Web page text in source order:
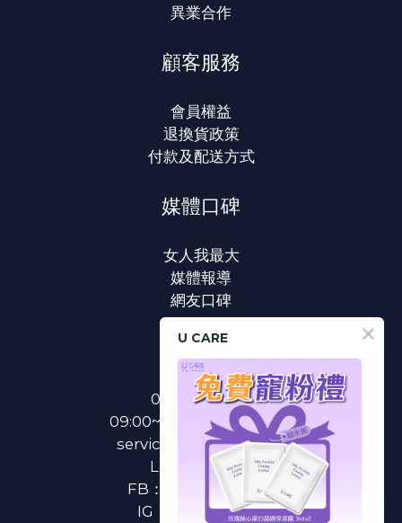
異業合作
顧客服務
會員權益
退換貨政策
付款及配送方式
媒體口碑
女人我最大
媒體報導
網友口碑
聯絡我們
0800-233-233
09:00~18:00(國定假日除外)
service@u-care.com.tw
LINE：
@ucare
FB：
U CARE 美麗粉專
IG：
ucare.tw2002
U CARE